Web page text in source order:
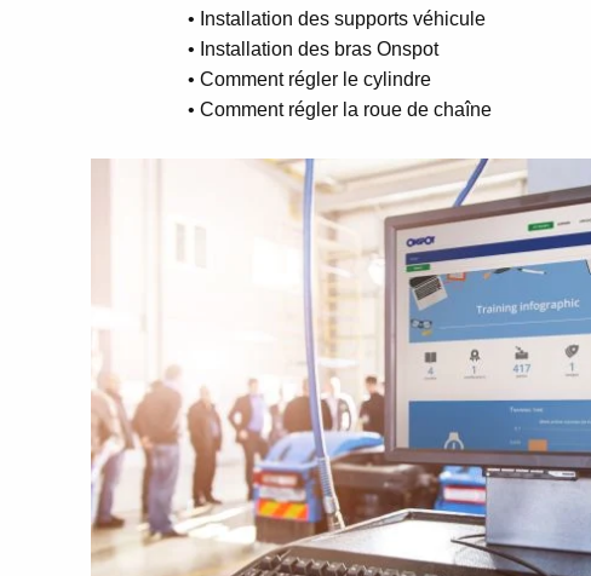
• Installation des supports véhicule
• Installation des bras Onspot
• Comment régler le cylindre
• Comment régler la roue de chaîne